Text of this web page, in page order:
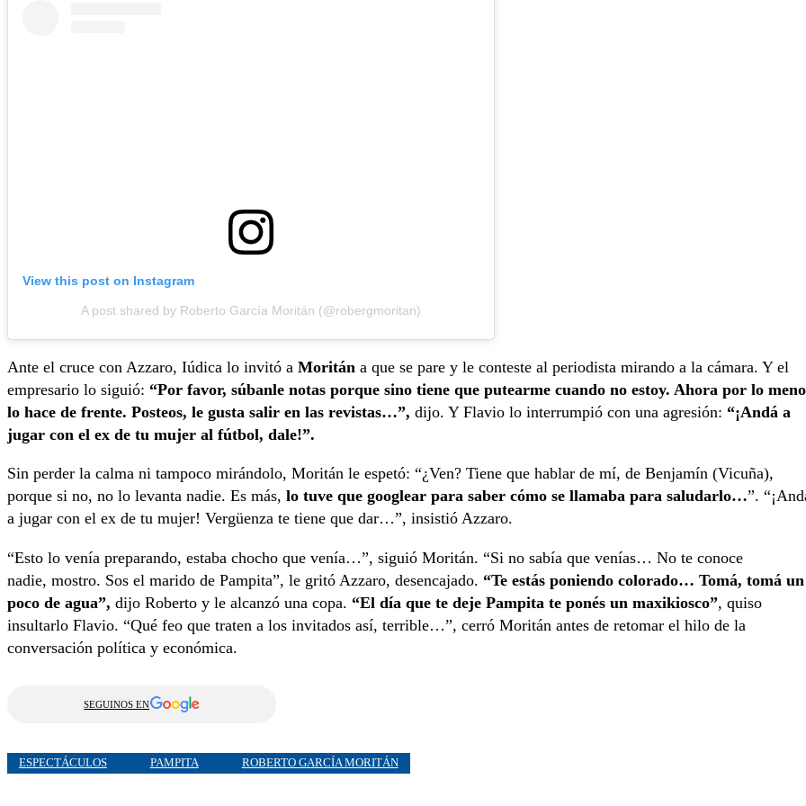
View this post on Instagram
A post shared by Roberto García Moritán (@robergmoritan)
Ante el cruce con Azzaro, Iúdica lo invitó a Moritán a que se pare y le conteste al periodista mirando a la cámara. Y el
empresario lo siguió: “Por favor, súbanle notas porque sino tiene que putearme cuando no estoy. Ahora por lo
lo hace de frente. Posteos, le gusta salir en las revistas…”, dijo. Y Flavio lo interrumpió con una agresión: “¡Andá a
jugar con el ex de tu mujer al fútbol, dale!”.
Sin perder la calma ni tampoco mirándolo, Moritán le espetó: “¿Ven? Tiene que hablar de mí, de Benjamín (Vicuña),
porque si no, no lo levanta nadie. Es más, lo tuve que googlear para saber cómo se llamaba para saludarlo…”.
a jugar con el ex de tu mujer! Vergüenza te tiene que dar…”, insistió Azzaro.
“Esto lo venía preparando, estaba chocho que venía…”, siguió Moritán. “Si no sabía que venías… No te conoce
nadie, mostro. Sos el marido de Pampita”, le gritó Azzaro, desencajado. “Te estás poniendo colorado… Tomá, tomá un
poco de agua”, dijo Roberto y le alcanzó una copa. “El día que te deje Pampita te ponés un maxikiosco”, quiso
insultarlo Flavio. “Qué feo que traten a los invitados así, terrible…”, cerró Moritán antes de retomar el hilo de la
conversación política y económica.
SEGUINOS EN
ESPECTÁCULOS PAMPITA ROBERTO GARCÍA MORITÁN